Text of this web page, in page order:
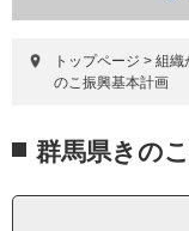
て
トップページ > 組織
のこ振興基本計画
文 群馬県きの